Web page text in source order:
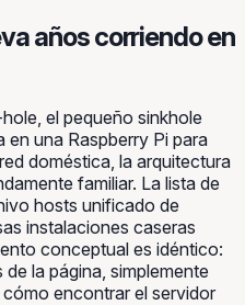
años corriendo en
el pequeño sinkhole
una Raspberry Pi para
doméstica, la arquitectura
familiar. La lista de
hosts unificado de
instalaciones caseras
conceptual es idéntico:
la página, simplemente
encontrar el servidor